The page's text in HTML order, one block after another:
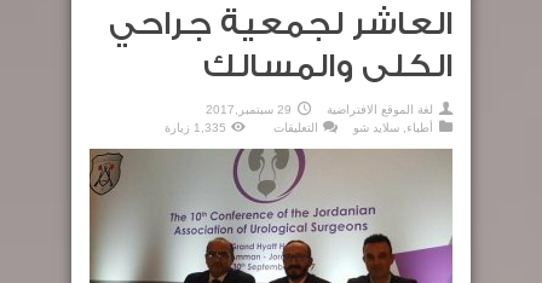
العاشر لجمعية جراحي
الكلى والمسالك
لغة الموقع الافتراضية
29 سبتمبر,2017
أطباء, سلايد شو التعليقات
فعاليات
المؤتمر
العاشر
لجمعية
جراحي
الكلى
والمسالك
مغلقة
1,335 زيارة